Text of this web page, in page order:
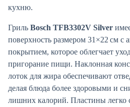
кухню.
Гриль Bosch TFB3302V Silver
поверхность размером 31×22 см с
покрытием, которое облегчает
пригорание пищи. Наклонная
лоток для жира обеспечивают
делая блюда более здоровыми и
лишних калорий. Пластины легко